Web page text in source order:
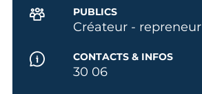
PUBLICS
Créateur - repreneur
CONTACTS & INFOS
30 06